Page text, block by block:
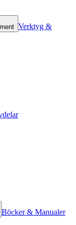
Verktyg &
Böcker & Manualer